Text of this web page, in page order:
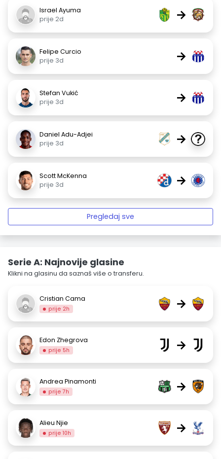
Israel Ayuma
prije 2d
→
Felipe Curcio
prije 3d
→
Stefan Vukić
prije 3d
→
Daniel Adu-Adjei
prije 3d
→
Scott McKenna
prije 3d
→
Pregledaj sve
Serie A: Najnovije glasine
Klikni na glasinu da saznaš više o transferu.
Cristian Cama
prije 2h →
Edon Zhegrova
prije 5h →
Andrea Pinamonti
prije 7h →
Alieu Njie
prije 10h →